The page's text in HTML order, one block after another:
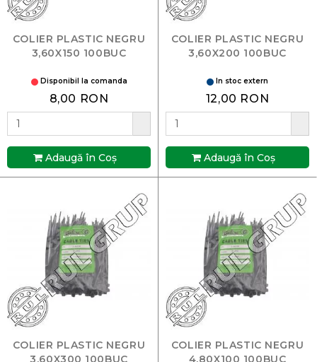
COLIER PLASTIC NEGRU
3,60X150 100BUC
Disponibil la comanda
8,00 RON
Adaugă în Coş
COLIER PLASTIC NEGRU
3,60X200 100BUC
In stoc extern
12,00 RON
Adaugă în Coş
COLIER PLASTIC NEGRU
3,60X300 100BUC
COLIER PLASTIC NEGRU
4,80X100 100BUC